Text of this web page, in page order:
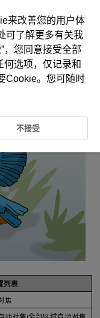
水的小型鸟类)
鸟类。
列表
焦
动对焦/全部区域自动对焦
来改善您的用户体
可了解更多有关我
”，您同意接受全部
何选项，仅记录和
Cookie。您可随时
不接受